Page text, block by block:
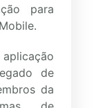
para
aplicação
de
da